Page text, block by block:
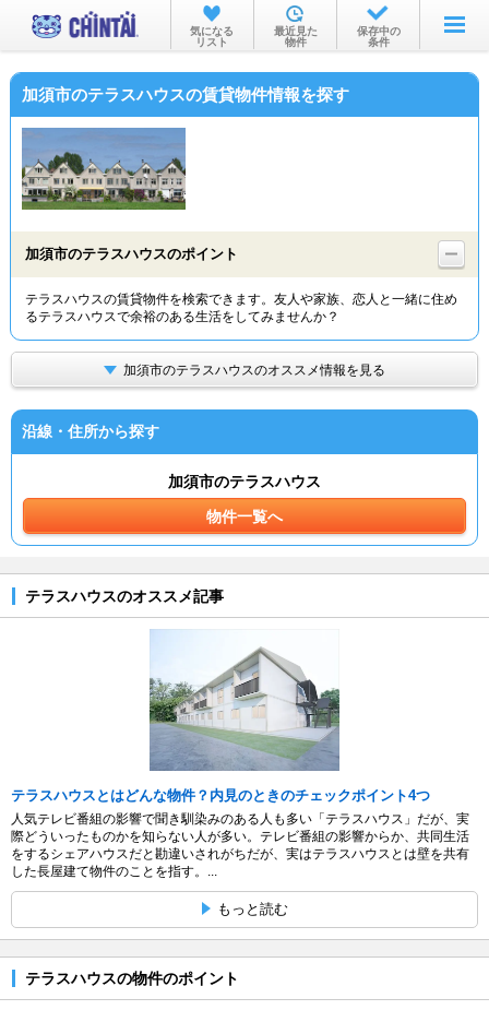
お部屋を探す
沿線・駅から
物件特集から
TOP
気になる
リスト
最近見た
物件
保存中の
条件
加須市のテラスハウスの賃貸物件情報を探す
加須市のテラスハウスのポイント
テラスハウスの賃貸物件を検索できます。友人や家族、恋人と一緒に住め
るテラスハウスで余裕のある生活をしてみませんか？
加須市のテラスハウスのオススメ情報を見る
沿線・住所から探す
加須市のテラスハウス
物件一覧へ
テラスハウスのオススメ記事
テラスハウスとはどんな物件？内見のときのチェックポイント4つ
人気テレビ番組の影響で聞き馴染みのある人も多い「テラスハウス」だが、実
際どういったものかを知らない人が多い。テレビ番組の影響からか、共同生活
をするシェアハウスだと勘違いされがちだが、実はテラスハウスとは壁を共有
した長屋建て物件のことを指す。...
もっと読む
テラスハウスの物件のポイント